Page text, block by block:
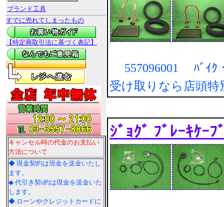
ブランド工具
すでに売れてしまったもの
【特定商取引法に基づく表記】
キャンセル時の代金のお支払い
方法について
◆ 現金契約は現金を送金いたし
ます。
◆ 代引き契s約は現金を送金いた
します。
◆ ローンやクレジットカードに
557096001 ﾊﾞｲｸ
受け取りなら店頭特
ｼﾞｮｸﾞ ﾌﾞﾚｰｷｹｰﾌ